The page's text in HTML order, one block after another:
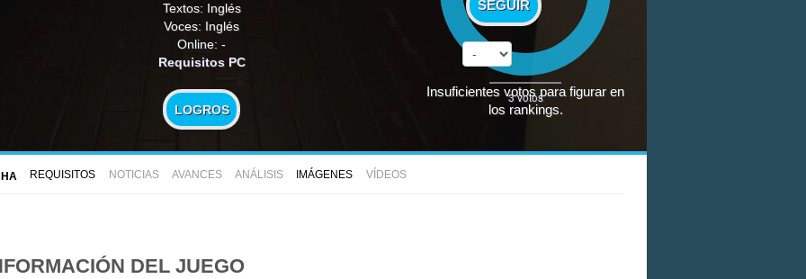
Textos: Inglés
Voces: Inglés
Online: -
Requisitos PC
LOGROS
SEGUIR
3votos
Insuficientes votos para figurar en
los rankings.
REQUISITOS NOTICIAS AVANCES ANÁLISIS IMÁGENES VÍDEOS
DEL JUEGO